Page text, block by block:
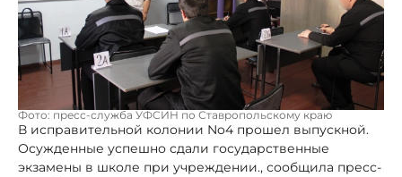
Фото: пресс-служба УФСИН по Ставропольскому краю
В исправительной колонии No4 прошел выпускной.
Осужденные успешно сдали государственные
экзамены в школе при учреждении., сообщила пресс-